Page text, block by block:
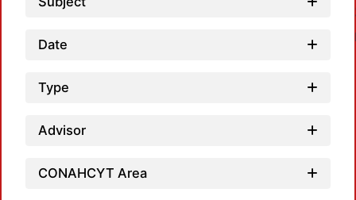
Date
Type
Advisor
CONAHCYT Area